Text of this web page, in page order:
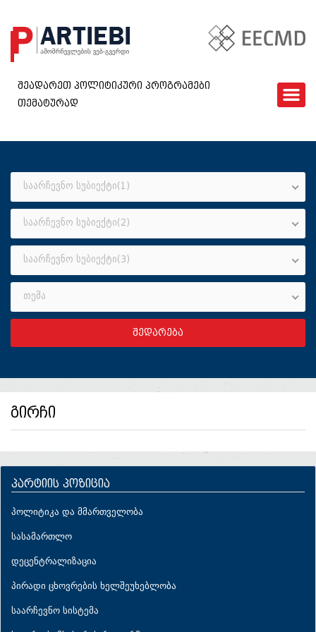
EECMD
ᲙᲘᲗᲮᲕᲐᲠᲘ
ᲮᲨᲘᲠᲐᲓ ᲓᲐᲡᲛᲣᲚᲘ ᲙᲘᲗᲮᲕᲔᲑᲘ
ᲓᲐᲒᲕᲘᲙᲐᲕᲨᲘᲠᲓᲘᲗ
GEO
შეადარეთ პოლიტიკური პროგრამები
თემატურად
საარჩევნო სუბიექტი(1)
საარჩევნო სუბიექტი(2)
საარჩევნო სუბიექტი(3)
თემა
გირჩი
პარტიის პოზიცია
პოლიტიკა და მმართველობა
სასამართლო
დეცენტრალიზაცია
პირადი ცხოვრების ხელშეუხებლობა
საარჩევნო სისტემა